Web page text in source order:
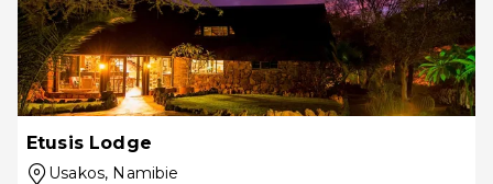
Etusis Lodge
Usakos, Namibie